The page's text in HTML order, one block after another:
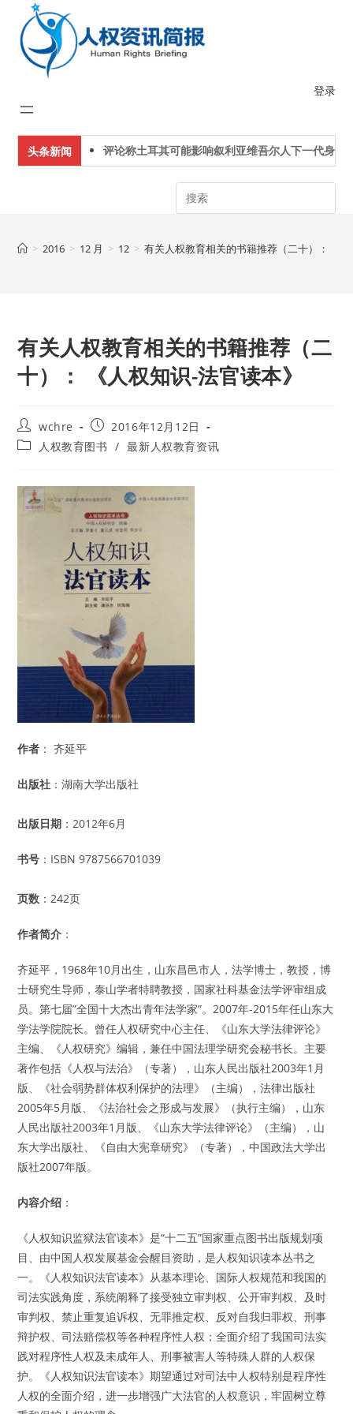
content
登录
头条新闻 评论称土耳其可能影响叙利亚维吾尔人下一代身份认
Search
> 2016 > 12 月 > 12 > 有关人权教育相关的书籍推荐（二十）： 《
有关人权教育相关的书籍推荐（二
十）： 《人权知识-法官读本》
Post
author:
wchre
Post
published:
2016年12月12日
Post 人权教育图书 / 最新人权教育资讯
作者 ： 齐延平
出版社 ：湖南大学出版社
出版日期 ：2012年6月
书号 ：ISBN 9787566701039
页数 ：242页
作者简介 ：
齐延平，1968年10月出生，山东昌邑市人，法学博士，教授，博
士研究生导师，泰山学者特聘教授，国家社科基金法学评审组成
员。第七届”全国十大杰出青年法学家”。2007年-2015年任山东大
学法学院院长。曾任人权研究中心主任、《山东大学法律评论》
主编、《人权研究》编辑，兼任中国法理学研究会秘书长。主要
著作包括《人权与法治》（专著），山东人民出版社2003年1月
版、《社会弱势群体权利保护的法理》（主编），法律出版社
2005年5月版、《法治社会之形成与发展》（执行主编），山东
人民出版社2003年1月版、《山东大学法律评论》（主编），山
东大学出版社、《自由大宪章研究》（专著），中国政法大学出
版社2007年版。
内容介绍 ：
《人权知识监狱法官读本》是“十二五”国家重点图书出版规划项
目、由中国人权发展基金会醒目资助，是人权知识读本丛书之
一。《人权知识法官读本》从基本理论、国际人权规范和我国的
司法实践角度，系统阐释了接受独立审判权、公开审判权、及时
审判权、禁止重复追诉权、无罪推定权、反对自我归罪权、刑事
辩护权、司法赔偿权等各种程序性人权；全面介绍了我国司法实
践对程序性人权及未成年人、刑事被害人等特殊人群的人权保
护。《人权知识法官读本》期望通过对司法中人权特别是程序性
人权的全面介绍，进一步增强广大法官的人权意识，牢固树立尊